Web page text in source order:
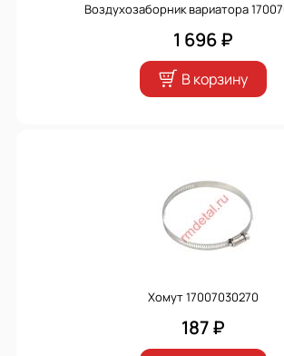
Воздухозаборник вариатора
1 696 ₽
В корзину
Хомут 17007030270
187 ₽